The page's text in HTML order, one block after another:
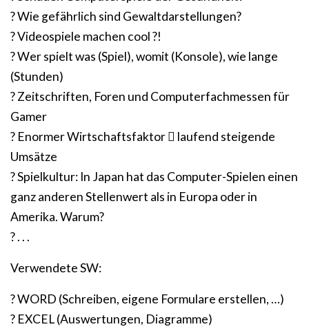
? Wie gefährlich sind Gewaltdarstellungen?
? Videospiele machen cool ?!
? Wer spielt was (Spiel), womit (Konsole), wie lange
(Stunden)
? Zeitschriften, Foren und Computerfachmessen für
Gamer
? Enormer Wirtschaftsfaktor  laufend steigende
Umsätze
? Spielkultur: In Japan hat das Computer-Spielen einen
ganz anderen Stellenwert als in Europa oder in
Amerika. Warum?
? . . .
Verwendete SW:
? WORD (Schreiben, eigene Formulare erstellen, …)
? EXCEL (Auswertungen, Diagramme)